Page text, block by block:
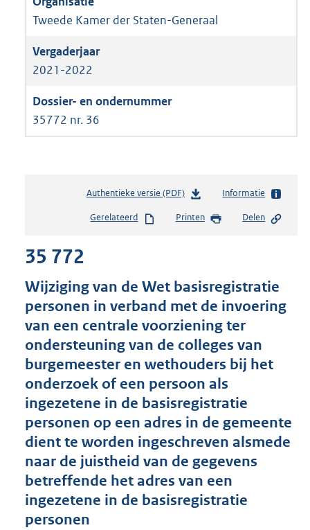
Tweede Kamer der Staten-Generaal
2021-2022
35772 nr. 36
Authentieke versie (PDF)b
s
s
g
r
o
t
t
:
3
9
b
Informatie
Gerelateerd Printen Delen
35 772
Wijziging van de Wet basisregistratie
personen in verband met de invoering
van een centrale voorziening ter
ondersteuning van de colleges van
burgemeester en wethouders bij het
onderzoek of een persoon als
ingezetene in de basisregistratie
personen op een adres in de gemeente
dient te worden ingeschreven alsmede
naar de juistheid van de gegevens
betreffende het adres van een
ingezetene in de basisregistratie
personen